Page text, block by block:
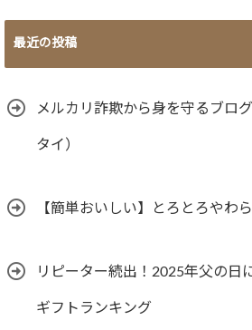
最近の投稿
メルカリ詐欺から身を守るブロ
タイ）
【簡単おいしい】とろとろやわ
リピーター続出！2025年父の日
ギフトランキング